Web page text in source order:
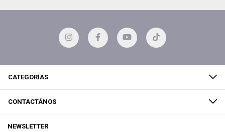
CATEGORÍAS
CONTACTÁNOS
NEWSLETTER